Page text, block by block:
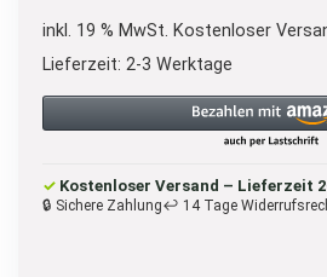
inkl. 19 % MwSt. Kostenloser
Lieferzeit: 2-3 Werktage
✓ Kostenloser Versand – Lieferzeit
🔒 Sichere Zahlung↩ 14 Tage